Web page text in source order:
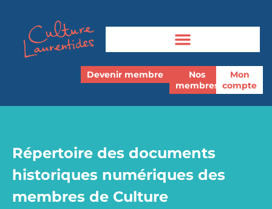
Devenir membre
Nos
membres
Mon
compte
Répertoire des documents
historiques numériques des
membres de Culture